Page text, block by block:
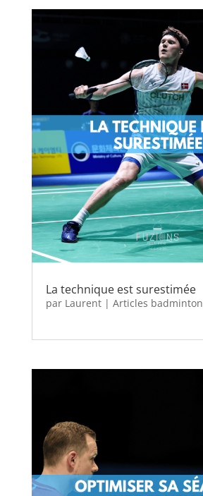
La technique est surestimée
par Laurent| Articles badminton